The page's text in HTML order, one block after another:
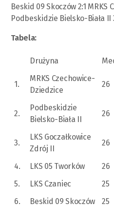
Beskid 09 Skoczów 2:1 MRKS
Podbeskidzie Bielsko-Biała II
Tabela:
Drużyna
1.
MRKS Czechowice-
Dziedzice
26
2.
Podbeskidzie
Bielsko-Biała II
26
3.
LKS Goczałkowice
Zdrój II
26
4. LKS 05 Tworków 26
5.
LKS Czaniec 25
6.
Beskid 09 Skoczów 25